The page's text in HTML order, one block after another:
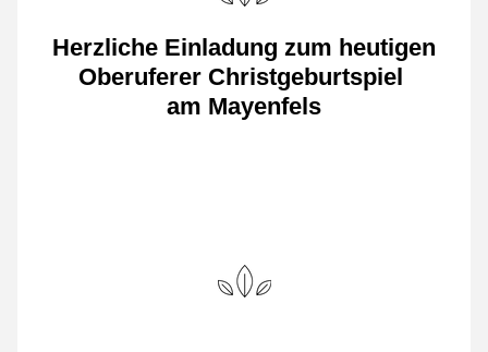
Herzliche Einladung zum heutigen
Oberuferer Christgeburtspiel
am Mayenfels